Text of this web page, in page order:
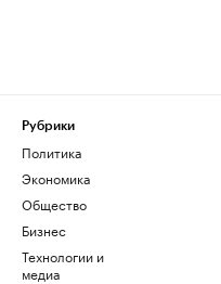
Рубрики
Политика
Экономика
Общество
Бизнес
Технологии и
медиа